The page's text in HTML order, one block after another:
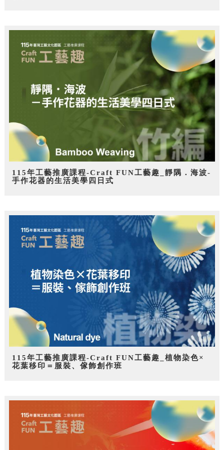
115年工藝推廣課程-Craft FUN工藝趣_靜隅．海波-
手作花器的生活美學四日式
115年工藝推廣課程-Craft FUN工藝趣_植物染色×
花葉移印＝服裝、傢飾創作班